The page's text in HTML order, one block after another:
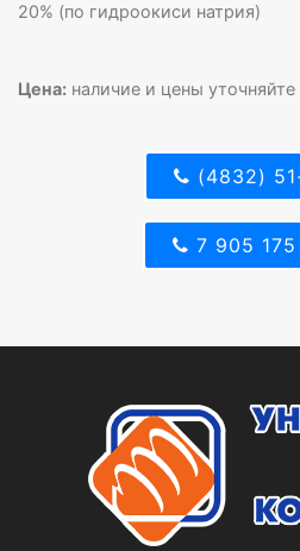
20% (по гидроокиси натрия)
Цена: наличие и цены
(4832)
7 905